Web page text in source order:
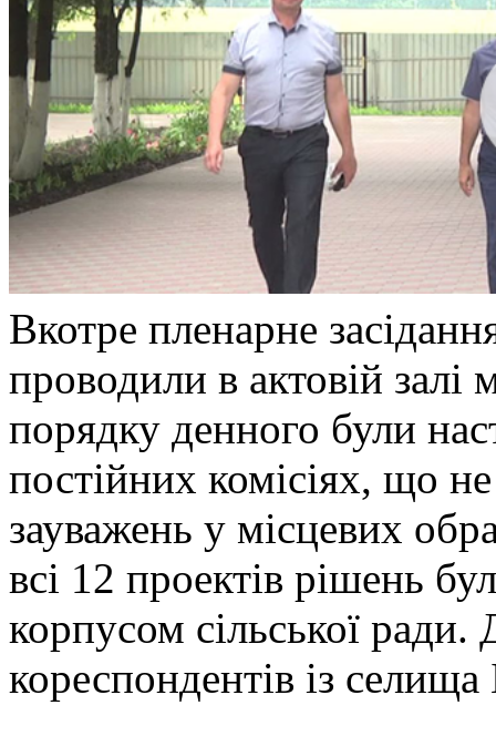
Вкотре пленарне
проводили в актовій залі
порядку денного були
постійних комісіях, що
зауважень у місцевих
всі 12 проектів рішень
корпусом сільської
кореспондентів із селища